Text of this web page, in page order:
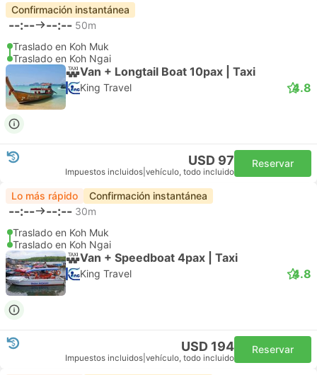
Confirmación instantánea
--:-- --:-- 50m
Traslado en Koh Muk
Traslado en Koh Ngai
Van + Longtail Boat 10pax | Taxi
King Travel 4.8
USD 97
Impuestos incluidos vehículo, todo incluido
Reservar
Lo más rápido Confirmación instantánea
--:-- --:-- 30m
Traslado en Koh Muk
Traslado en Koh Ngai
Van + Speedboat 4pax | Taxi
King Travel 4.8
USD 194
Impuestos incluidos vehículo, todo incluido
Reservar